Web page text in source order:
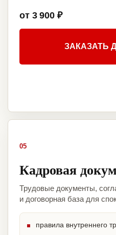
от 3 900 ₽
ЗАКАЗАТЬ
05
Кадровая
Трудовые документы,
и договорная база для
правила внутреннего